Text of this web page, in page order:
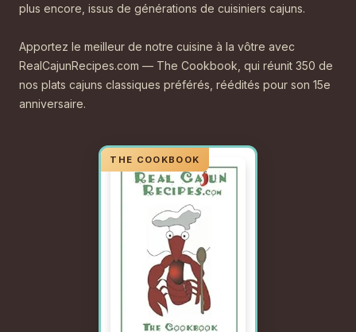
plus encore, issus de générations de cuisiniers cajuns.
Apportez le meilleur de notre cuisine à la vôtre avec
RealCajunRecipes.com — The Cookbook, qui réunit 350 de
nos plats cajuns classiques préférés, réédités pour son 15e
anniversaire.